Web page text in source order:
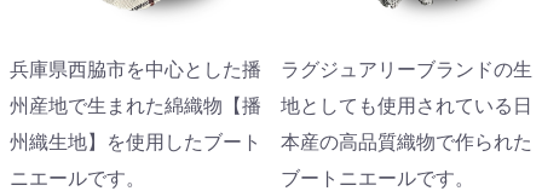
兵庫県西脇市を中心とした播
州産地で生まれた綿織物【播
州織生地】を使用したブート
ニエールです。
ラグジュアリーブランドの生
地としても使用されている日
本産の高品質織物で作られた
ブートニエールです。